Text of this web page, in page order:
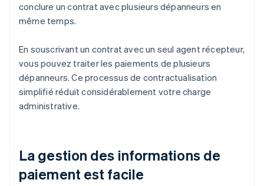
conclure un contrat avec plusieurs dépanneurs en
même temps.
En souscrivant un contrat avec un seul agent récepteur,
vous pouvez traiter les paiements de plusieurs
dépanneurs. Ce processus de contractualisation
simplifié réduit considérablement votre charge
administrative.
La gestion des informations de
paiement est facile